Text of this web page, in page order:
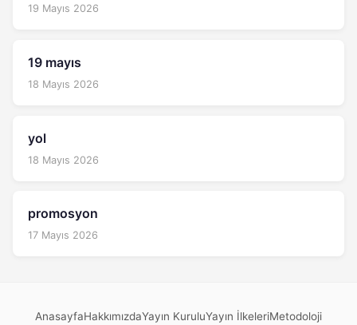
19 Mayıs 2026
19 mayıs
18 Mayıs 2026
yol
18 Mayıs 2026
promosyon
17 Mayıs 2026
AnasayfaHakkımızdaYayın KuruluYayın İlkeleriMetodoloji